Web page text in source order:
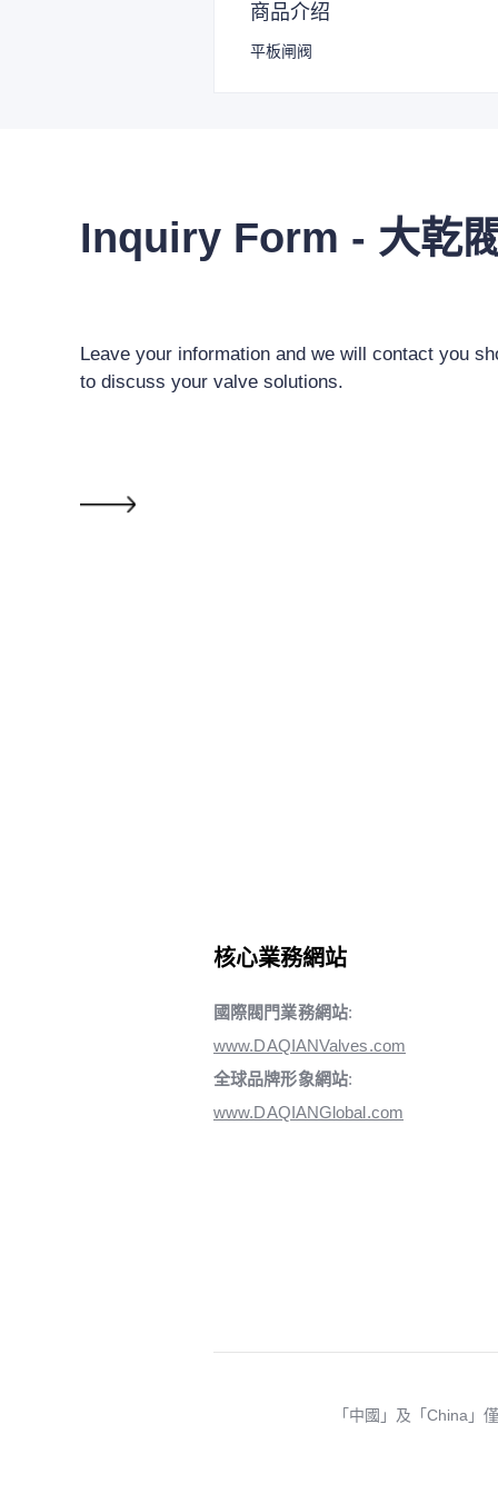
商品介绍
平板闸阀
Inquiry Form - 大乾
Leave your information and we will contact you
to discuss your valve solutions.
核心業務網站
國際閥門業務網站:
www.DAQIANValves.com
全球品牌形象網站:
www.DAQIANGlobal.com
「中國」及「China」